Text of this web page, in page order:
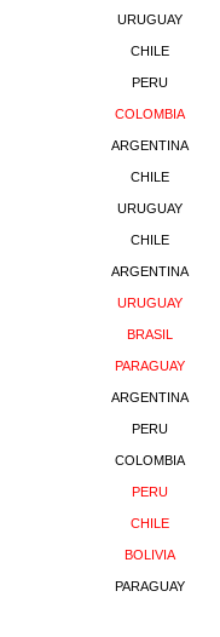
URUGUAY
CHILE
PERU
COLOMBIA
ARGENTINA
CHILE
URUGUAY
CHILE
ARGENTINA
URUGUAY
BRASIL
PARAGUAY
ARGENTINA
PERU
COLOMBIA
PERU
CHILE
BOLIVIA
PARAGUAY